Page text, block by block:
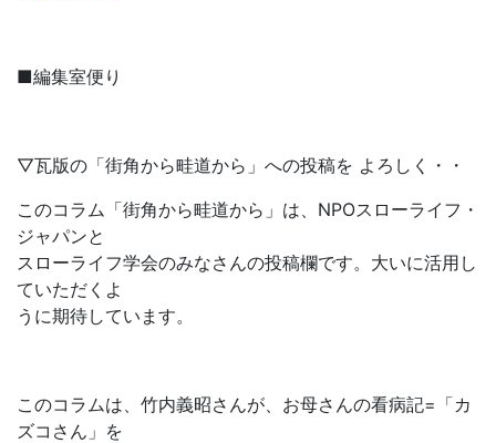
■編集室便り
▽瓦版の「街角から畦道から」への投稿を よろしく・・
このコラム「街角から畦道から」は、NPOスローライフ・
ジャパンと
スローライフ学会のみなさんの投稿欄です。大いに活用し
ていただくよ
うに期待しています。
このコラムは、竹内義昭さんが、お母さんの看病記=「カ
ズコさん」を